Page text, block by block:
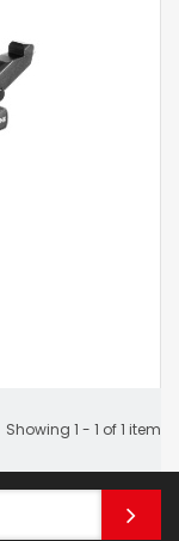
Showing 1 - 1 of 1 item